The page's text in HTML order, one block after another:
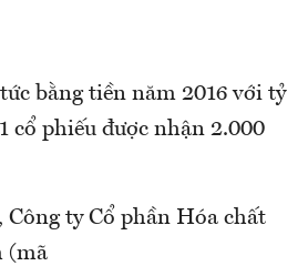
bằng tiền năm 2016 với tỷ
cổ phiếu được nhận 2.000
Công ty Cổ phần Hóa chất
(mã